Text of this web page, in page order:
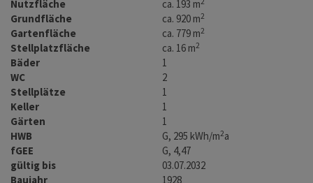
Nutzfläche ca. 193 m
Grundfläche ca. 920 m2
Gartenfläche ca. 779 m2
Stellplatzfläche ca. 16 m2
Bäder
1
WC
2
Stellplätze
1
Keller
1
Gärten
1
HWB
G, 295 kWh/m2a
fGEE
G, 4,47
gültig bis
03.07.2032
Baujahr
1928